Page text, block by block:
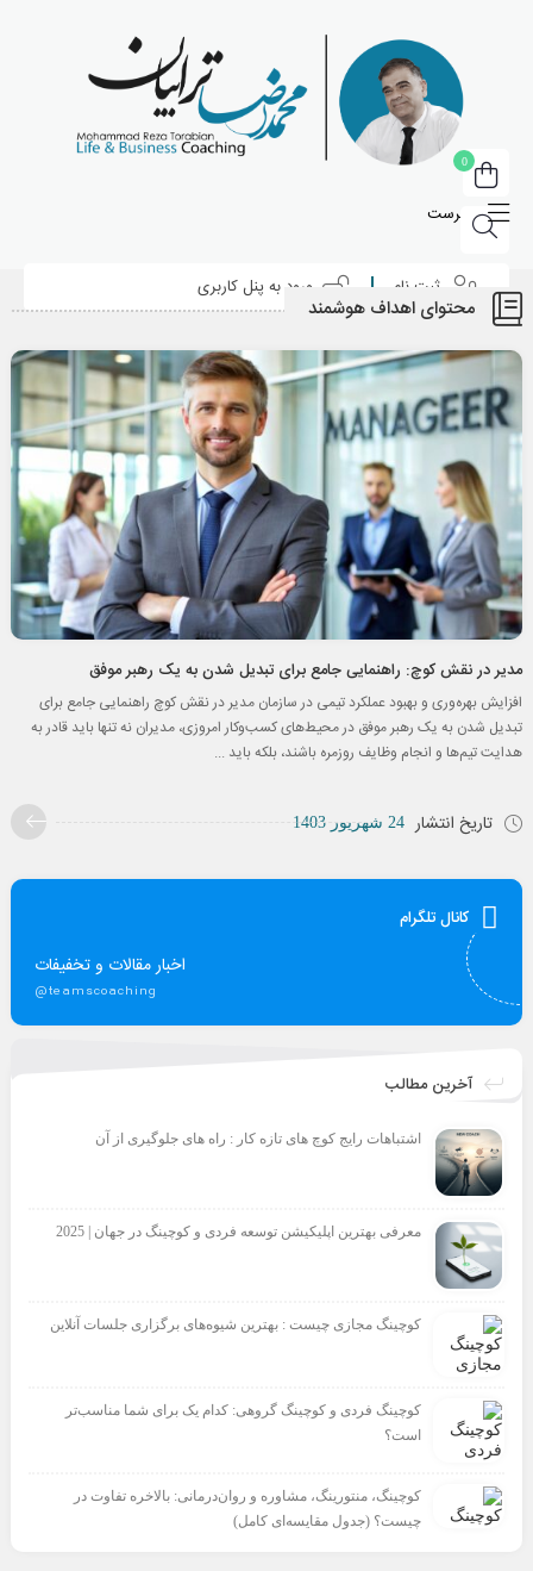
فهرست
ثبت نام ورود به پنل کاربری
0
محتوای اهداف هوشمند
مدیر در نقش کوچ: راهنمایی جامع برای تبدیل شدن به یک رهبر موفق
افزایش بهره‌وری و بهبود عملکرد تیمی در سازمان مدیر در نقش کوچ راهنمایی جامع برای
تبدیل شدن به یک رهبر موفق در محیط‌های کسب‌وکار امروزی، مدیران نه تنها باید قادر به
هدایت تیم‌ها و انجام وظایف روزمره باشند، بلکه باید ...
تاریخ انتشار 24 شهریور 1403
کانال تلگرام
اخبار مقالات و تخفیفات
@teamscoaching
آخرین مطالب
اشتباهات رایج کوچ های تازه کار : راه های جلوگیری از آن
معرفی بهترین اپلیکیشن توسعه فردی و کوچینگ در جهان | 2025
کوچینگ مجازی چیست : بهترین شیوه‌های برگزاری جلسات آنلاین
کوچینگ فردی و کوچینگ گروهی: کدام یک برای شما مناسب‌تر
است؟
کوچینگ، منتورینگ، مشاوره و روان‌درمانی: بالاخره تفاوت در
چیست؟ (جدول مقایسه‌ای کامل)